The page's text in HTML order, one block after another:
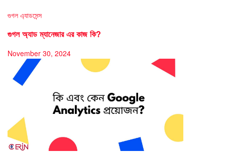
গুগল এ্যাডসেন্স
গুগল অ্যাড ম্যানেজার এর কাজ কি?
November 30, 2024